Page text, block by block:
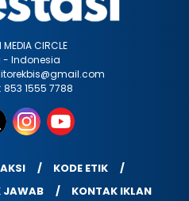
MEDIA CIRCLE
- Indonesia
853 1555 7788
KODE ETIK
JAWAB KONTAK IKLAN